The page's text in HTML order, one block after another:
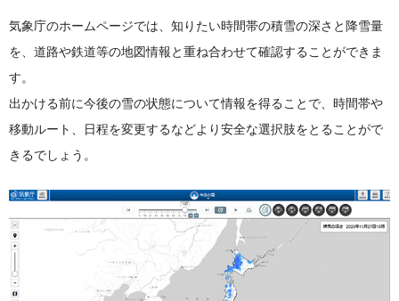
気象庁のホームページでは、知りたい時間帯の積雪の深さと降雪量
を、道路や鉄道等の地図情報と重ね合わせて確認することができま
す。
出かける前に今後の雪の状態について情報を得ることで、時間帯や
移動ルート、日程を変更するなどより安全な選択肢をとることがで
きるでしょう。